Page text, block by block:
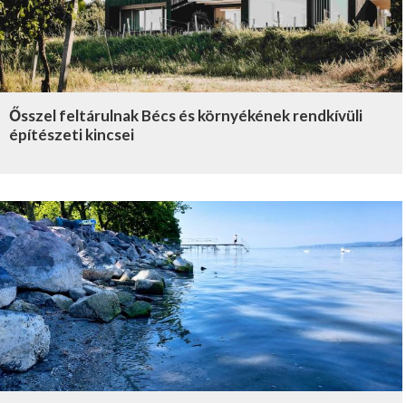
Ősszel feltárulnak Bécs és környékének rendkívüli
építészeti kincsei